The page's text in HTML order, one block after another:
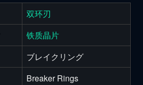
双环刃
铁质晶片
ブレイクリング
Breaker Rings